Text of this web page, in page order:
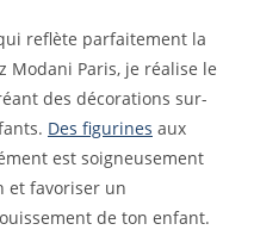
reflète parfaitement la
Modani Paris, je réalise le
des décorations sur-
Des figurines aux
est soigneusement
et favoriser un
de ton enfant.